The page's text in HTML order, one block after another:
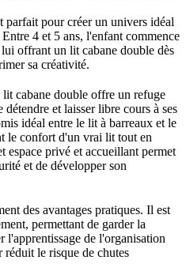
parfait pour créer un univers idéal
4 et 5 ans, l'enfant commence
offrant un lit cabane double dès
sa créativité.
cabane double offre un refuge
et laisser libre cours à ses
idéal entre le lit à barreaux et le
le confort d'un vrai lit tout en
espace privé et accueillant permet
et de développer son
des avantages pratiques. Il est
permettant de garder la
l'apprentissage de l'organisation
réduit le risque de chutes